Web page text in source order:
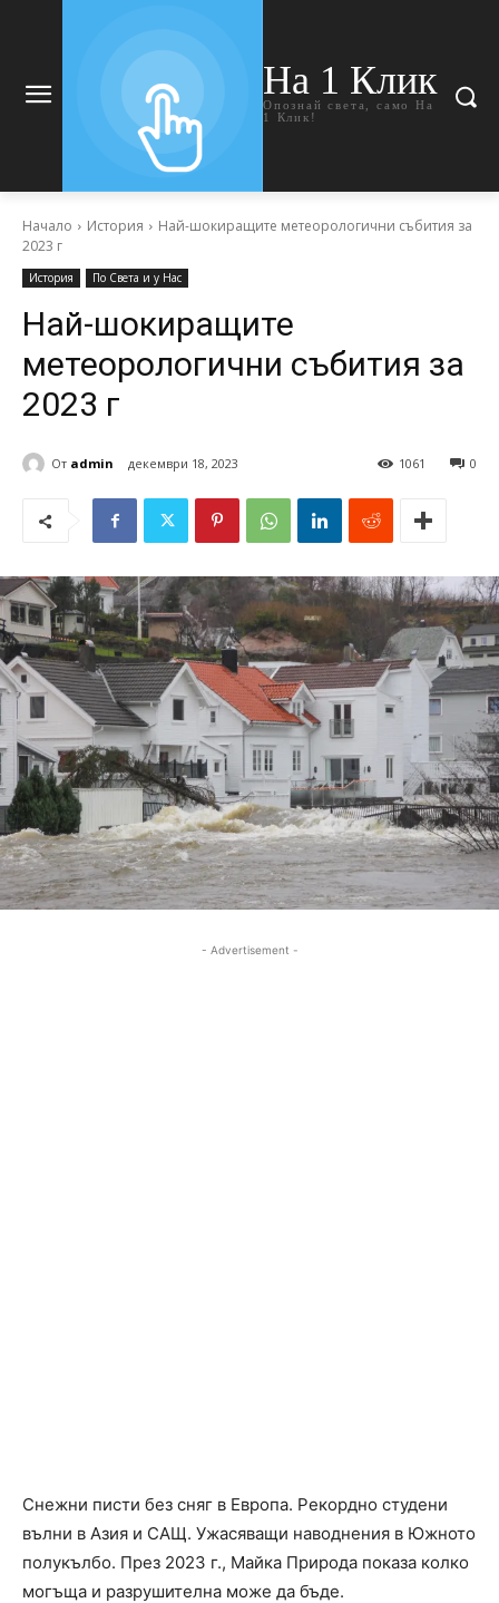
На 1 Клик
Опознай света, само На
1 Клик!
Начало История
Най-шокиращите метеорологични събития за
2023 г
История По Света и у Нас
Най-шокиращите
метеорологични събития за
2023 г
От admin декември 18, 2023 0
1061
- Advertisement -
Снежни писти без сняг в Европа. Рекордно студени
вълни в Азия и САЩ. Ужасяващи наводнения в Южното
полукълбо. През 2023 г., Майка Природа показа колко
могъща и разрушителна може да бъде.